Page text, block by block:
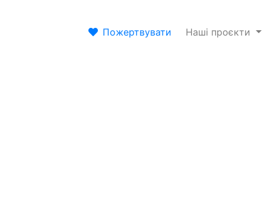
Пожертвувати Наші проєкти